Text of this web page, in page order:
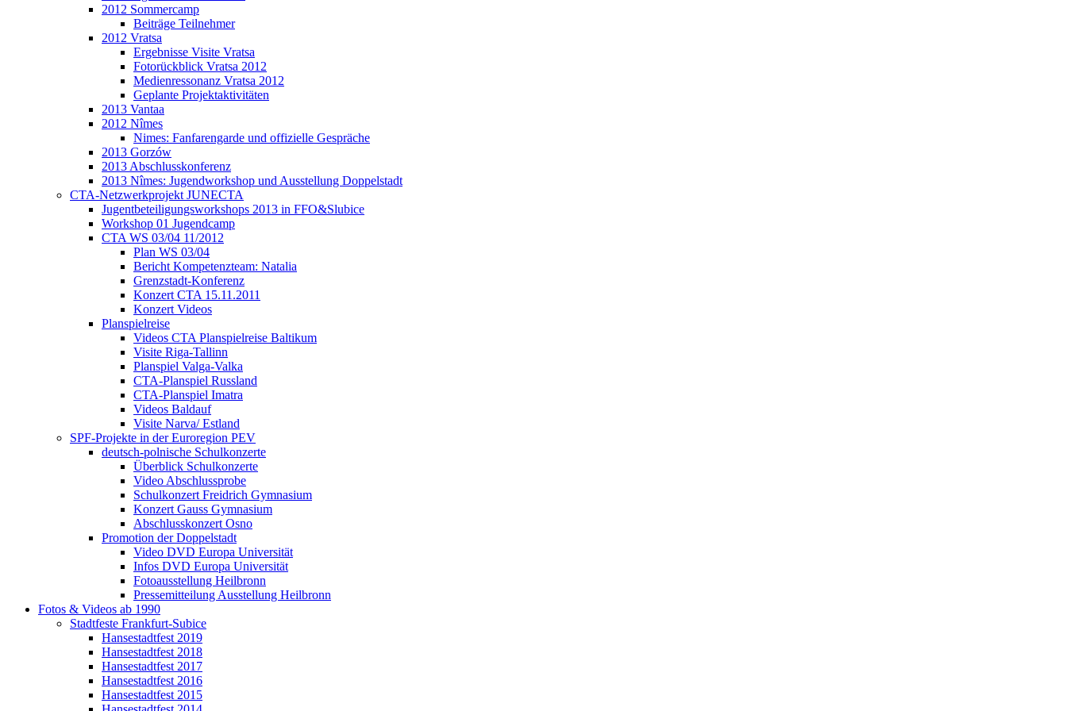
2012 Sommercamp
Beiträge Teilnehmer
2012 Vratsa
Ergebnisse Visite Vratsa
Fotorückblick Vratsa 2012
Medienressonanz Vratsa 2012
Geplante Projektaktivitäten
2013 Vantaa
2012 Nîmes
Nimes: Fanfarengarde und offizielle Gespräche
2013 Gorzów
2013 Abschlusskonferenz
2013 Nîmes: Jugendworkshop und Ausstellung Doppelstadt
CTA-Netzwerkprojekt JUNECTA
Jugentbeteiligungsworkshops 2013 in FFO&Slubice
Workshop 01 Jugendcamp
CTA WS 03/04 11/2012
Plan WS 03/04
Bericht Kompetenzteam: Natalia
Grenzstadt-Konferenz
Konzert CTA 15.11.2011
Konzert Videos
Planspielreise
Videos CTA Planspielreise Baltikum
Visite Riga-Tallinn
Planspiel Valga-Valka
CTA-Planspiel Russland
CTA-Planspiel Imatra
Videos Baldauf
Visite Narva/ Estland
SPF-Projekte in der Euroregion PEV
deutsch-polnische Schulkonzerte
Überblick Schulkonzerte
Video Abschlussprobe
Schulkonzert Freidrich Gymnasium
Konzert Gauss Gymnasium
Abschlusskonzert Osno
Promotion der Doppelstadt
Video DVD Europa Universität
Infos DVD Europa Universität
Fotoausstellung Heilbronn
Pressemitteilung Ausstellung Heilbronn
Fotos & Videos ab 1990
Stadtfeste Frankfurt-Subice
Hansestadtfest 2019
Hansestadtfest 2018
Hansestadtfest 2017
Hansestadtfest 2016
Hansestadtfest 2015